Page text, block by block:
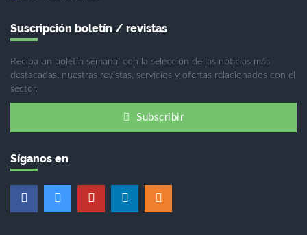
Suscripción boletín / revistas
Reciba un boletín semanal con la selección de las noticias más
destacadas, nuestras revistas, servicios y ofertas relacionados con el
sector.
Subscribir
Síganos en